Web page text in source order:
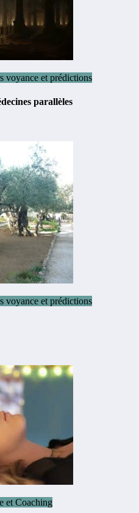
voyance et prédictions
parallèles
voyance et prédictions
et Coaching